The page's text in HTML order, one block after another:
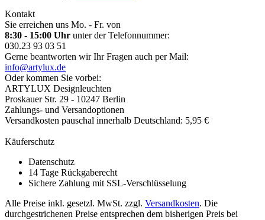
Kontakt
Sie erreichen uns Mo. - Fr. von
8:30 - 15:00 Uhr unter der Telefonnummer:
030.23 93 03 51
Gerne beantworten wir Ihr Fragen auch per Mail:
info@artylux.de
Oder kommen Sie vorbei:
ARTYLUX Designleuchten
Proskauer Str. 29 - 10247 Berlin
Zahlungs- und Versandoptionen
Versandkosten pauschal innerhalb Deutschland: 5,95 €
Käuferschutz
Datenschutz
14 Tage Rückgaberecht
Sichere Zahlung mit SSL-Verschlüsselung
Alle Preise inkl. gesetzl. MwSt. zzgl. Versandkosten. Die
durchgestrichenen Preise entsprechen dem bisherigen Preis bei